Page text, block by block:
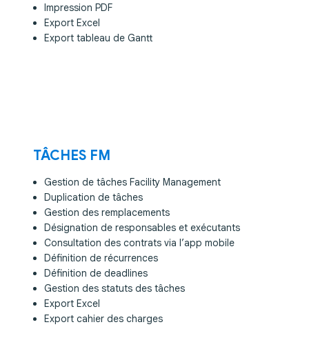
Impression PDF
Export Excel
Export tableau de Gantt
TÂCHES FM
Gestion de tâches Facility Management
Duplication de tâches
Gestion des remplacements
Désignation de responsables et exécutants
Consultation des contrats via l’app mobile
Définition de récurrences
Définition de deadlines
Gestion des statuts des tâches
Export Excel
Export cahier des charges